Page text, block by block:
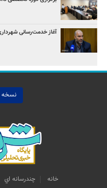
آغاز خدمت‌رسانی
نسخه
خانه چندرسانه اي